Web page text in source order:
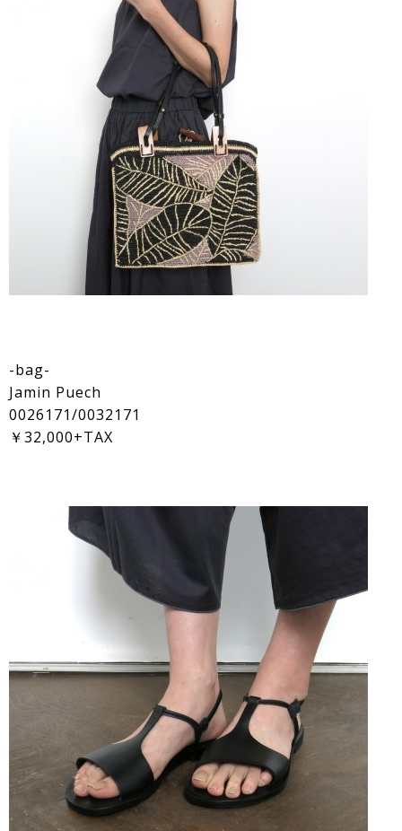
-bag-
Jamin Puech
0026171/0032171
￥32,000+TAX